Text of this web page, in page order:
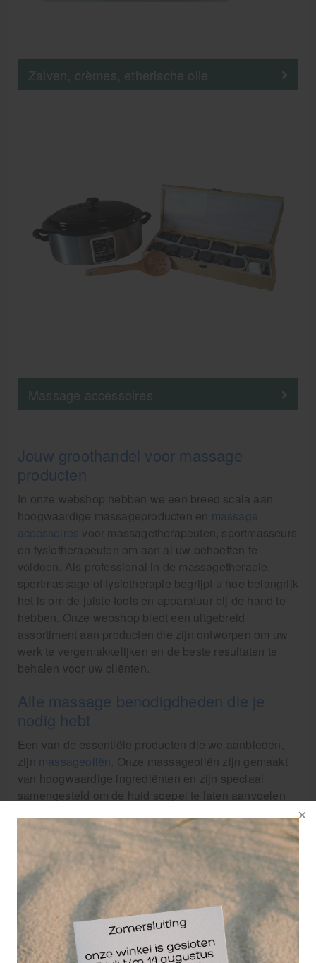
Zalven, crèmes, etherische olie
Massage accessoires
Jouw groothandel voor massage
producten
In onze webshop hebben we een breed scala aan
hoogwaardige massageproducten en massage
accessoires voor massagetherapeuten, sportmasseurs
en fysiotherapeuten om aan al uw behoeften te
voldoen. Als professional in de massagetherapie,
sportmassage of fysiotherapie begrijpt u hoe belangrijk
het is om de juiste tools en apparatuur bij de hand te
hebben. Onze webshop biedt een uitgebreid
assortiment aan producten die zijn ontworpen om uw
werk te vergemakkelijken en de beste resultaten te
behalen voor uw cliënten.
Alle massage benodigdheden die je
nodig hebt
Een van de essentiële producten die we aanbieden,
zijn massageoliën. Onze massageoliën zijn gemaakt
van hoogwaardige ingrediënten en zijn speciaal
samengesteld om de huid soepel te laten aanvoelen
massage. We hebben massageoliën met verschillende
eigenschappen, zoals verwarmende oliën ( Sportsbalm
Hot Muscle Balm
) voor een ontspannende ervaring en
verkoelende oliën voor het verminderen van pijn en
ontstekingen. Naast oliën hebben we ook een breed
scala aan massageapparatuur, waaronder
massagetafels
massagestoelenen massagekussens.
Onze massagetafels zijn stevig en stabiel, waardoor